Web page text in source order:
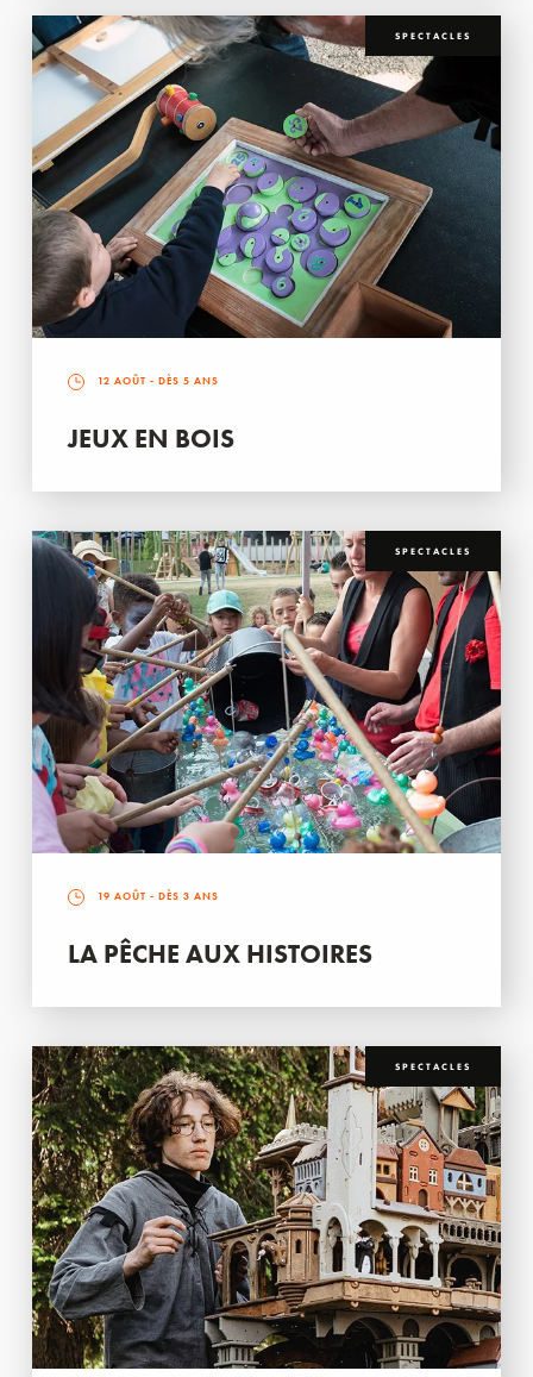
SPECTACLES
12 AOÛT - DÈS 5 ANS
JEUX EN BOIS
SPECTACLES
19 AOÛT - DÈS 3 ANS
LA PÊCHE AUX HISTOIRES
SPECTACLES